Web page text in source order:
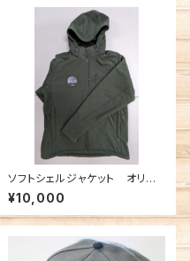
ソフトシェルジャケット オリー
ブ
¥10,000